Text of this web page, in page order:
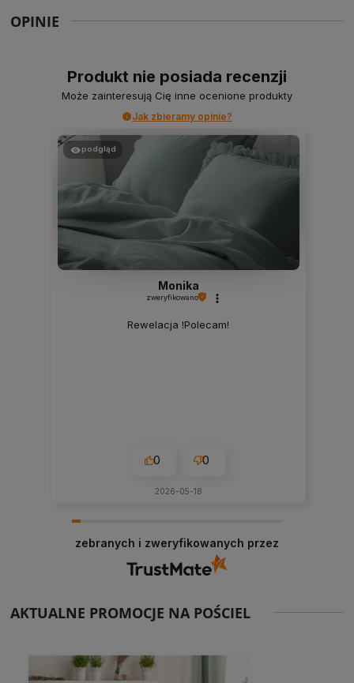
OPINIE
Produkt nie posiada recenzji
Może zainteresują Cię inne ocenione produkty
Jak zbieramy opinie?
podgląd
Monika
zweryfikowano
Rewelacja !Polecam!
0 0
2026-05-18
zebranych i zweryfikowanych przez
AKTUALNE PROMOCJE NA POŚCIEL